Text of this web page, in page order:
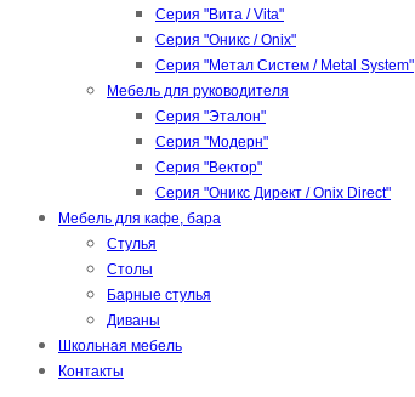
Серия "Вита / Vita"
Серия "Оникс / Onix"
Серия "Метал Систем / Metal System"
Мебель для руководителя
Серия "Эталон"
Серия "Модерн"
Серия "Вектор"
Серия "Оникс Директ / Onix Direct"
Мебель для кафе, бара
Стулья
Столы
Барные стулья
Диваны
Школьная мебель
Контакты